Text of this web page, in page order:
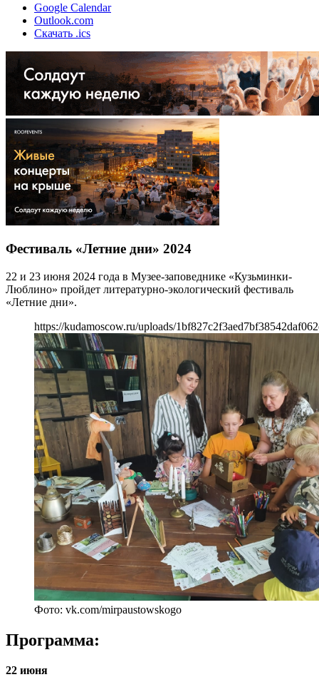
Google Calendar
Outlook.com
Скачать .ics
Фестиваль «Летние дни» 2024
22 и 23 июня 2024 года в Музее-заповеднике «Кузьминки-
Люблино» пройдет литературно-экологический фестиваль
«Летние дни».
https://kudamoscow.ru/uploads/
Фото: vk.com/mirpaustowskogo
Программа:
22 июня